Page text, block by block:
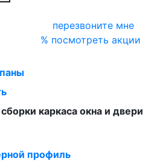
перезвоните мне
% посмотреть акции
каркаса окна и двери
профиль